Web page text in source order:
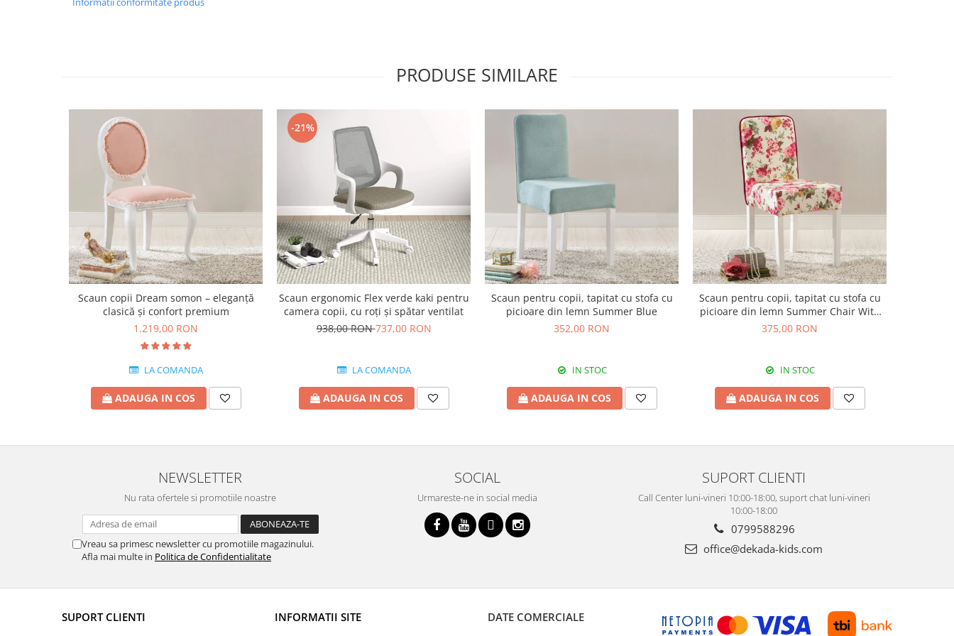
PRODUSE SIMILARE
Scaun copii Dream somon – eleganță
clasică și confort premium
1.219,00 RON
LA COMANDA
ADAUGA IN COS
-21%
Scaun ergonomic Flex verde kaki pentru
camera copii, cu roți și spătar ventilat
938,00 RON737,00 RON
LA COMANDA
ADAUGA IN COS
Scaun pentru copii, tapitat cu stofa cu
picioare din lemn Summer Blue
352,00 RON
IN STOC
ADAUGA IN COS
Scaun pentru copii, tapitat cu stofa cu
picioare din lemn Summer Chair With
Flower
375,00 RON
IN STOC
ADAUGA IN COS
NEWSLETTER
Nu rata ofertele si promotiile noastre
Vreau sa primesc newsletter cu promotiile magazinului.
Afla mai multe in Politica de Confidentialitate
SOCIAL
Urmareste-ne in social media
SUPORT CLIENTI
Call Center luni-vineri 10:00-18:00, suport chat luni-vineri
10:00-18:00
0799588296
office@dekada-kids.com
SUPORT CLIENTI INFORMATII SITE DATE COMERCIALE